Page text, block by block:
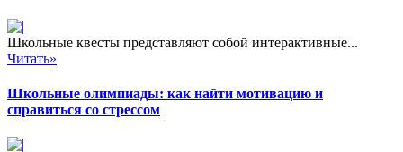
Школьные квесты представляют собой интерактивные...
Читать»
Школьные олимпиады: как найти мотивацию и
справиться со стрессом